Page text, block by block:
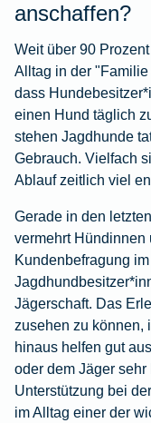
anschaffen?
Weit über 90
Alltag in der
dass
einen Hund täglich
stehen Jagdhunde
Gebrauch. Vielfach
Ablauf zeitlich viel
Gerade in den
vermehrt Hündinnen
Kundenbefragung
Jägerschaft. Das
zusehen zu können,
hinaus helfen gut
oder dem Jäger
Unterstützung bei
im Alltag einer der